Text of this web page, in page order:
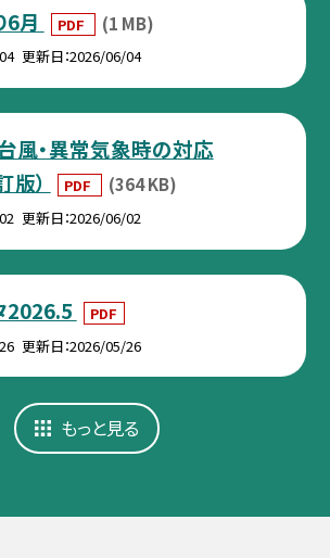
6月 PDF (1 MB)
更新日 2026/06/04
・異常気象時の対応
版）
PDF (364 KB)
更新日 2026/06/02
2026.5
PDF
更新日 2026/05/26
もっと見る